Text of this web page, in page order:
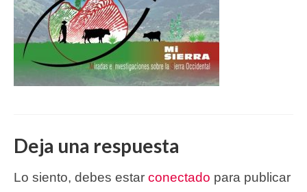
Deja una respuesta
Lo siento, debes estar conectado para publicar